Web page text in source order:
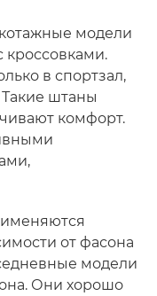
модели
кроссовками.
в спортзал,
Такие штаны
комфорт.
от фасона
модели
Они хорошо